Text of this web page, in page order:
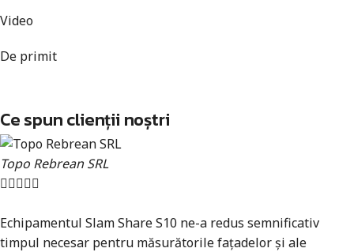
Video
De primit
Ce spun clienții noștri
Topo Rebrean SRL

Echipamentul Slam Share S10 ne-a redus semnificativ
timpul necesar pentru măsurătorile fațadelor și ale